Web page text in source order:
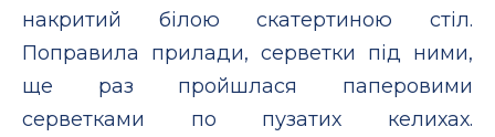
накритий білою скатертиною стіл.
Поправила прилади, серветки під ними,
ще раз пройшлася паперовими
серветками по пузатих келихах.